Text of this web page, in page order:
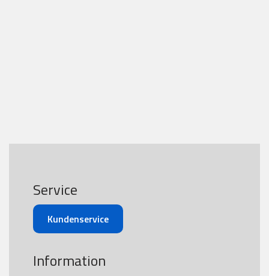
Service
Kundenservice
Information